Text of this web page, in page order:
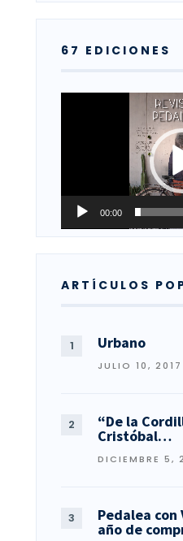
67 EDICIONES
00:00
ARTÍCULOS
Urbano
JULIO 10, 2017
“De la
Cristóbal…
DICIEMBRE 5,
Pedalea con
año de